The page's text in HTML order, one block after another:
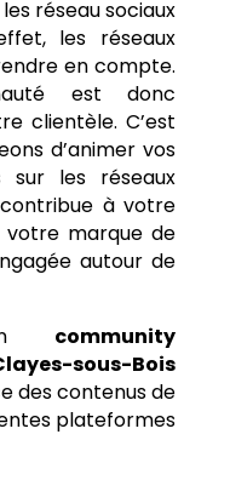
réseau sociaux
les réseaux
en compte.
est donc
clientèle. C’est
d’animer vos
sur les réseaux
à votre
marque de
autour de
community
sous-Bois
des contenus de
plateformes